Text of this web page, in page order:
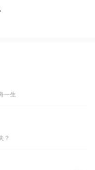
一生
？